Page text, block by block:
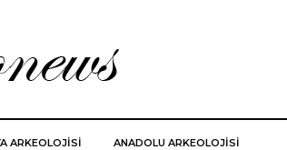
ARKEOLOJISI ANADOLU ARKEOLOJİSİ